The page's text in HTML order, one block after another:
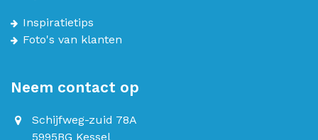
Inspiratietips
Foto's van klanten
Neem contact op
Schijfweg-zuid 78A
5995BG Kessel